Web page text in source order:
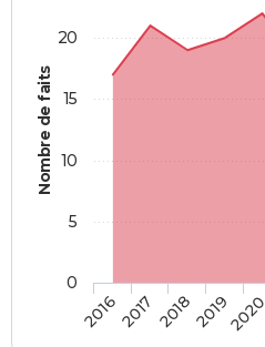
Nombre de faits
20162017 201820192020
0
5
10
15
20